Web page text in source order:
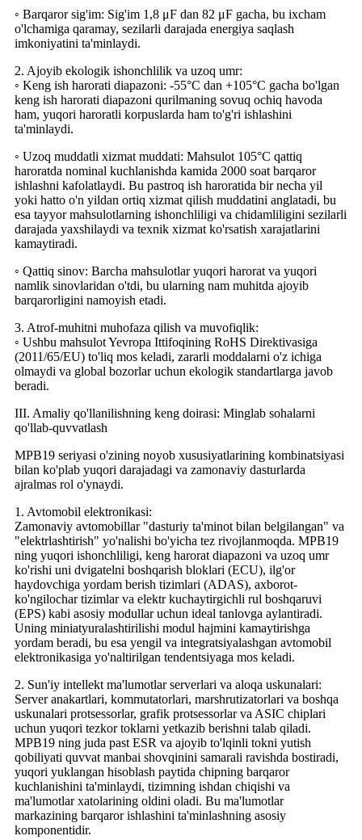
◦ Barqaror sig'im: Sig'im 1,8 μF dan 82 μF gacha, bu ixcham
o'lchamiga qaramay, sezilarli darajada energiya saqlash
imkoniyatini ta'minlaydi.
2. Ajoyib ekologik ishonchlilik va uzoq umr:
◦ Keng ish harorati diapazoni: -55°C dan +105°C gacha bo'lgan
keng ish harorati diapazoni qurilmaning sovuq ochiq havoda
ham, yuqori haroratli korpuslarda ham to'g'ri ishlashini
ta'minlaydi.
◦ Uzoq muddatli xizmat muddati: Mahsulot 105°C qattiq
haroratda nominal kuchlanishda kamida 2000 soat barqaror
ishlashni kafolatlaydi. Bu pastroq ish haroratida bir necha yil
yoki hatto o'n yildan ortiq xizmat qilish muddatini anglatadi, bu
esa tayyor mahsulotlarning ishonchliligi va chidamliligini sezilarli
darajada yaxshilaydi va texnik xizmat ko'rsatish xarajatlarini
kamaytiradi.
◦ Qattiq sinov: Barcha mahsulotlar yuqori harorat va yuqori
namlik sinovlaridan o'tdi, bu ularning nam muhitda ajoyib
barqarorligini namoyish etadi.
3. Atrof-muhitni muhofaza qilish va muvofiqlik:
◦ Ushbu mahsulot Yevropa Ittifoqining RoHS Direktivasiga
(2011/65/EU) to'liq mos keladi, zararli moddalarni o'z ichiga
olmaydi va global bozorlar uchun ekologik standartlarga javob
beradi.
III. Amaliy qo'llanilishning keng doirasi: Minglab sohalarni
qo'llab-quvvatlash
MPB19 seriyasi o'zining noyob xususiyatlarining kombinatsiyasi
bilan ko'plab yuqori darajadagi va zamonaviy dasturlarda
ajralmas rol o'ynaydi.
1. Avtomobil elektronikasi:
Zamonaviy avtomobillar "dasturiy ta'minot bilan belgilangan" va
"elektrlashtirish" yo'nalishi bo'yicha tez rivojlanmoqda. MPB19
ning yuqori ishonchliligi, keng harorat diapazoni va uzoq umr
ko'rishi uni dvigatelni boshqarish bloklari (ECU), ilg'or
haydovchiga yordam berish tizimlari (ADAS), axborot-
ko'ngilochar tizimlar va elektr kuchaytirgichli rul boshqaruvi
(EPS) kabi asosiy modullar uchun ideal tanlovga aylantiradi.
Uning miniatyuralashtirilishi modul hajmini kamaytirishga
yordam beradi, bu esa yengil va integratsiyalashgan avtomobil
elektronikasiga yo'naltirilgan tendentsiyaga mos keladi.
2. Sun'iy intellekt ma'lumotlar serverlari va aloqa uskunalari:
Server anakartlari, kommutatorlari, marshrutizatorlari va boshqa
uskunalari protsessorlar, grafik protsessorlar va ASIC chiplari
uchun yuqori tezkor toklarni yetkazib berishni talab qiladi.
MPB19 ning juda past ESR va ajoyib to'lqinli tokni yutish
qobiliyati quvvat manbai shovqinini samarali ravishda bostiradi,
yuqori yuklangan hisoblash paytida chipning barqaror
kuchlanishini ta'minlaydi, tizimning ishdan chiqishi va
ma'lumotlar xatolarining oldini oladi. Bu ma'lumotlar
markazining barqaror ishlashini ta'minlashning asosiy
komponentidir.